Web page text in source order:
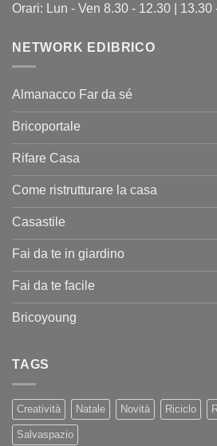
Orari: Lun - Ven 8.30 - 12.30 | 13.30
NETWORK EDIBRICO
Almanacco Far da sé
Bricoportale
Rifare Casa
Come ristrutturare la casa
Casastile
Fai da te in giardino
Fai da te facile
Bricoyoung
TAGS
Creatività Natale Novità Riciclo
Salvaspazio